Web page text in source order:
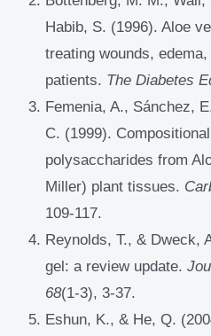
Habib, S. (1996). Aloe
treating wounds,
patients. The Diabetes
Femenia, A., Sánchez,
C. (1999).
polysaccharides from
Miller) plant tissues.
109-117.
Reynolds, T., & Dweck,
gel: a review update.
68(1-3), 3-37.
Eshun, K., & He, Q.